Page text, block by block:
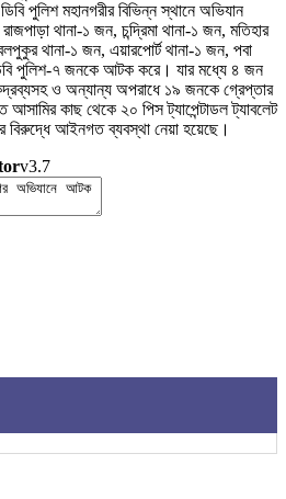
পুলিশ মহানগরীর বিভিন্ন স্থানে অভিযান
থানা-১ জন, চন্দ্রিমা থানা-১ জন, মতিহার
থানা-১ জন, এয়ারপোর্ট থানা-১ জন, পবা
পুলিশ-৭ জনকে আটক করে। যার মধ্যে ৪ জন
ও অন্যান্য অপরাধে ১৯ জনকে গ্রেপ্তার
কাছ থেকে ২০ পিস ট্যাপেন্টাডল ট্যাবলেট
আইনগত ব্যবস্থা নেয়া হয়েছে।
v3.7